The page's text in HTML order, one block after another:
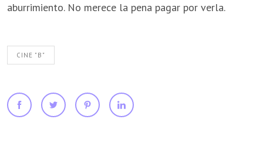
aburrimiento. No merece la pena pagar por verla.
CINE "B"